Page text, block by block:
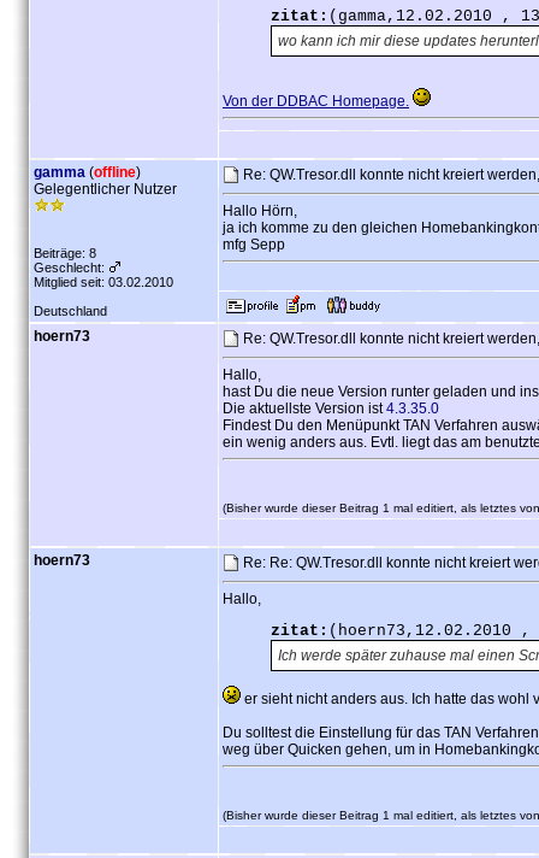
zitat: (gamma,12.02.2010 ,
wo kann ich mir diese updates
Von der DDBAC Homepage.
gamma (offline)
Gelegentlicher Nutzer
Beiträge: 8
Geschlecht:
Mitglied seit: 03.02.2010
Deutschland
Re: QW.Tresor.dll konnte nicht kreiert
Hallo Hörn,
ja ich komme zu den gleichen
mfg Sepp
hoern73 Re: QW.Tresor.dll konnte nicht kreiert
Hallo,
hast Du die neue Version runter geladen und
Die aktuellste Version ist4.3.35.0
Findest Du den Menüpunkt TAN Verfahren
ein wenig anders aus. Evtl. liegt das am
(Bisher wurde dieser Beitrag 1 mal editiert, als letztes
hoern73 Re: Re: QW.Tresor.dll konnte nicht kreiert
Hallo,
zitat: (hoern73,12.02.2010 ,
Ich werde später zuhause mal einen
er sieht nicht anders aus. Ich hatte das
Du solltest die Einstellung für das TAN
weg über Quicken gehen, um in
(Bisher wurde dieser Beitrag 1 mal editiert, als letztes